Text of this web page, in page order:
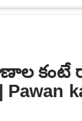
Pawan